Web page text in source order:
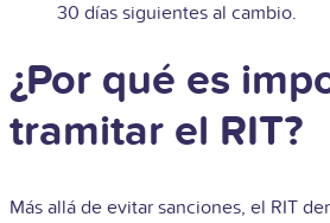
30 días siguientes al cambio.
¿Por qué es
tramitar el RIT?
Más allá de evitar sanciones, el RIT